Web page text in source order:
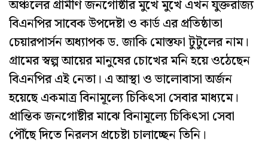
অঞ্চলের গ্রামীণ জনগোষ্ঠীর মুখে মুখে এখন যুক্তরাজ্য
বিএনপির সাবেক উপদেষ্টা ও কার্ড এর প্রতিষ্ঠাতা
চেয়ারপার্সন অধ্যাপক ড. জাকি মোস্তফা টুটুলের নাম।
গ্রামের স্বল্প আয়ের মানুষের চোখের মনি হয়ে ওঠেছেন
বিএনপির এই নেতা। এ আস্থা ও ভালোবাসা অর্জন
হয়েছে একমাত্র বিনামূল্যে চিকিৎসা সেবার মাধ্যমে।
প্রান্তিক জনগোষ্টীর মাঝে বিনামূল্যে চিকিৎসা সেবা
পৌঁছে দিতে নিরলস প্রচেষ্টা চালাচ্ছেন তিনি।